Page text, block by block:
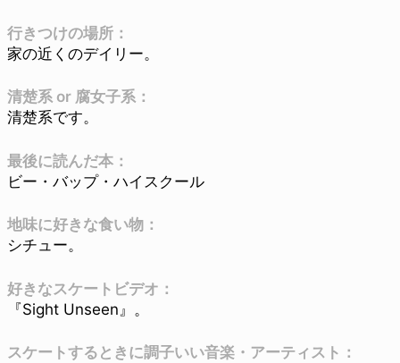
行きつけの場所：
家の近くのデイリー。
清楚系 or 腐女子系：
清楚系です。
最後に読んだ本：
ビー・バップ・ハイスクール
地味に好きな食い物：
シチュー。
好きなスケートビデオ：
『Sight Unseen』。
スケートするときに調子いい音楽・アーティスト：